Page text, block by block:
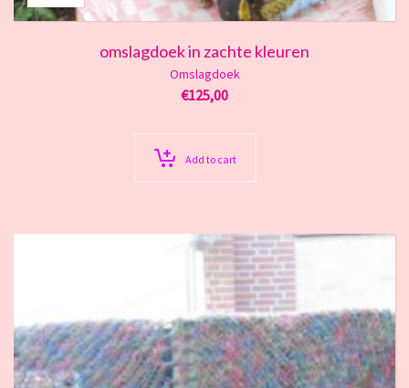
omslagdoek in zachte kleuren
Omslagdoek
€125,00
Add to cart